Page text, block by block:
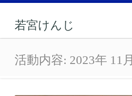
若宮けんじ
月: 2023年11月
活動内容: 2023年 11月